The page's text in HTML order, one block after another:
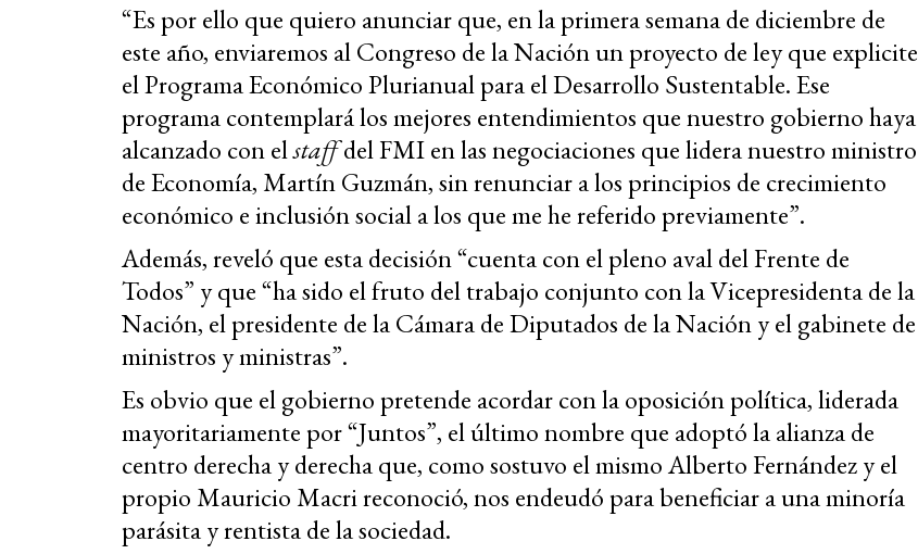
“Es por ello que quiero anunciar que, en la primera semana de diciembre de
este año, enviaremos al Congreso de la Nación un proyecto de ley que explicite
el Programa Económico Plurianual para el Desarrollo Sustentable. Ese
programa contemplará los mejores entendimientos que nuestro gobierno haya
alcanzado con elstaffdel FMI en las negociaciones que lidera nuestro ministro
de Economía, Martín Guzmán, sin renunciar a los principios de crecimiento
económico e inclusión social a los que me he referido previamente”.
Además, reveló que esta decisión “cuenta con el pleno aval del Frente de
Todos” y que “ha sido el fruto del trabajo conjunto con la Vicepresidenta de la
Nación, el presidente de la Cámara de Diputados de la Nación y el gabinete de
ministros y ministras”.
Es obvio que el gobierno pretende acordar con la oposición política, liderada
mayoritariamente por “Juntos”, el último nombre que adoptó la alianza de
centro derecha y derecha que, como sostuvo el mismo Alberto Fernández y el
propio Mauricio Macri reconoció, nos endeudó para beneficiar a una minoría
parásita y rentista de la sociedad.